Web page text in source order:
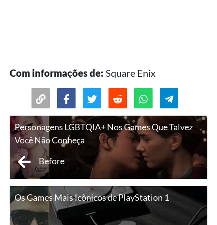
Com informações de: Square Enix
Personagens LGBTQIA+ Nos Games Que Talvez
Você Não Conheça
Before
Os Games Mais Icônicos de PlayStation 1